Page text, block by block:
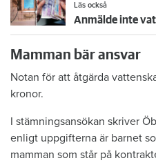
Läs också
Mamman bär ansvar
Notan för att åtgärda
kronor.
I stämningsansökan skriver
enligt uppgifterna är barnet
mamman som står på